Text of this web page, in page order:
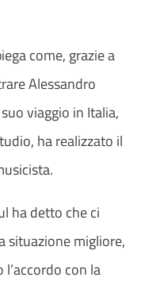
come, grazie a
Alessandro
viaggio in Italia,
ha realizzato il
ha detto che ci
situazione migliore,
l’accordo con la